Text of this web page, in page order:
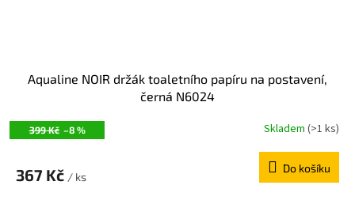
399 Kč –8 %
Aqualine NOIR držák toaletního papíru na postavení,
černá N6024
Skladem (>1 ks)
367 Kč / ks
Do košíku